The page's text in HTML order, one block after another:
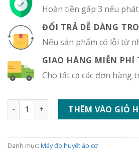
Hoàn tiền gấp 3 nếu
ĐỔI TRẢ DỄ DÀNG
Nếu sản phẩm có lỗi từ
GIAO HÀNG MIỄN PHÍ
Cho tất cả các đơn hàng
Máy đo huyết áp cơ Boso Classic số
THÊM VÀO GIỎ
Danh mục: Máy đo huyết áp cơ